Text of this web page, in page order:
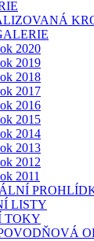
2020
2019
2018
2017
2016
2015
2014
2013
2012
2011
LISTY
TOKY